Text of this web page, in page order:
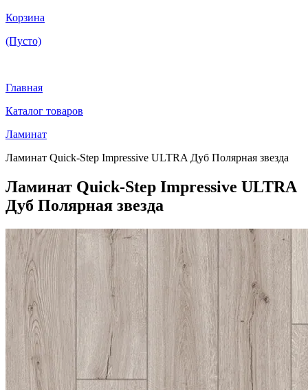
Корзина
(Пусто)
Главная
Каталог товаров
Ламинат
Ламинат Quick-Step Impressive ULTRA Дуб Полярная звезда
Ламинат Quick-Step Impressive ULTRA
Дуб Полярная звезда